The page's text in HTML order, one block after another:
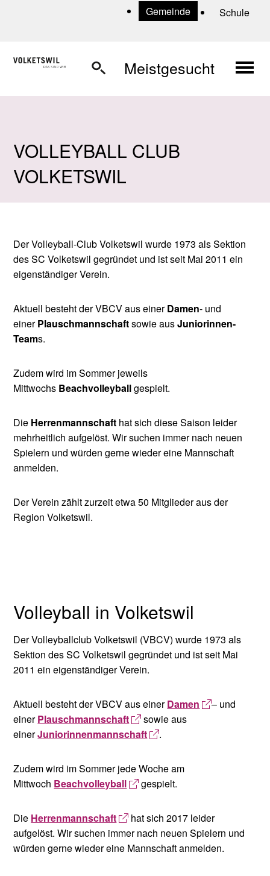
Navigieren in Volketswil
Schnellnavigation Gemeinde Schule
Meistgesucht
VOLLEYBALL CLUB
VOLKETSWIL
Der Volleyball-Club Volketswil wurde 1973 als Sektion
des SC Volketswil gegründet und ist seit Mai 2011 ein
eigenständiger Verein.
Aktuell besteht der VBCV aus einerDamen- und
einerPlauschmannschaftsowie ausJuniorinnen-
Teams.
Zudem wird im Sommer jeweils
Mittwochs Beachvolleyballgespielt.
Die Herrenmannschaft hat sich diese Saison leider
mehrheitlich aufgelöst. Wir suchen immer nach neuen
Spielern und würden gerne wieder eine Mannschaft
anmelden.
Der Verein zählt zurzeit etwa 50 Mitglieder aus der
Region Volketswil.
Volleyball in Volketswil
Der Volleyballclub Volketswil (VBCV) wurde 1973 als
Sektion des SC Volketswil gegründet und ist seit Mai
2011 ein eigenständiger Verein.
Aktuell besteht der VBCV aus einerDamen
– und
einerPlauschmannschaft
sowie aus
einerJuniorinnenmannschaft .
Zudem wird im Sommer jede Woche am
Mittwoch Beachvolleyball gespielt.
Die Herrenmannschaft
hat sich 2017 leider
aufgelöst. Wir suchen immer nach neuen Spielern und
würden gerne wieder eine Mannschaft anmelden.